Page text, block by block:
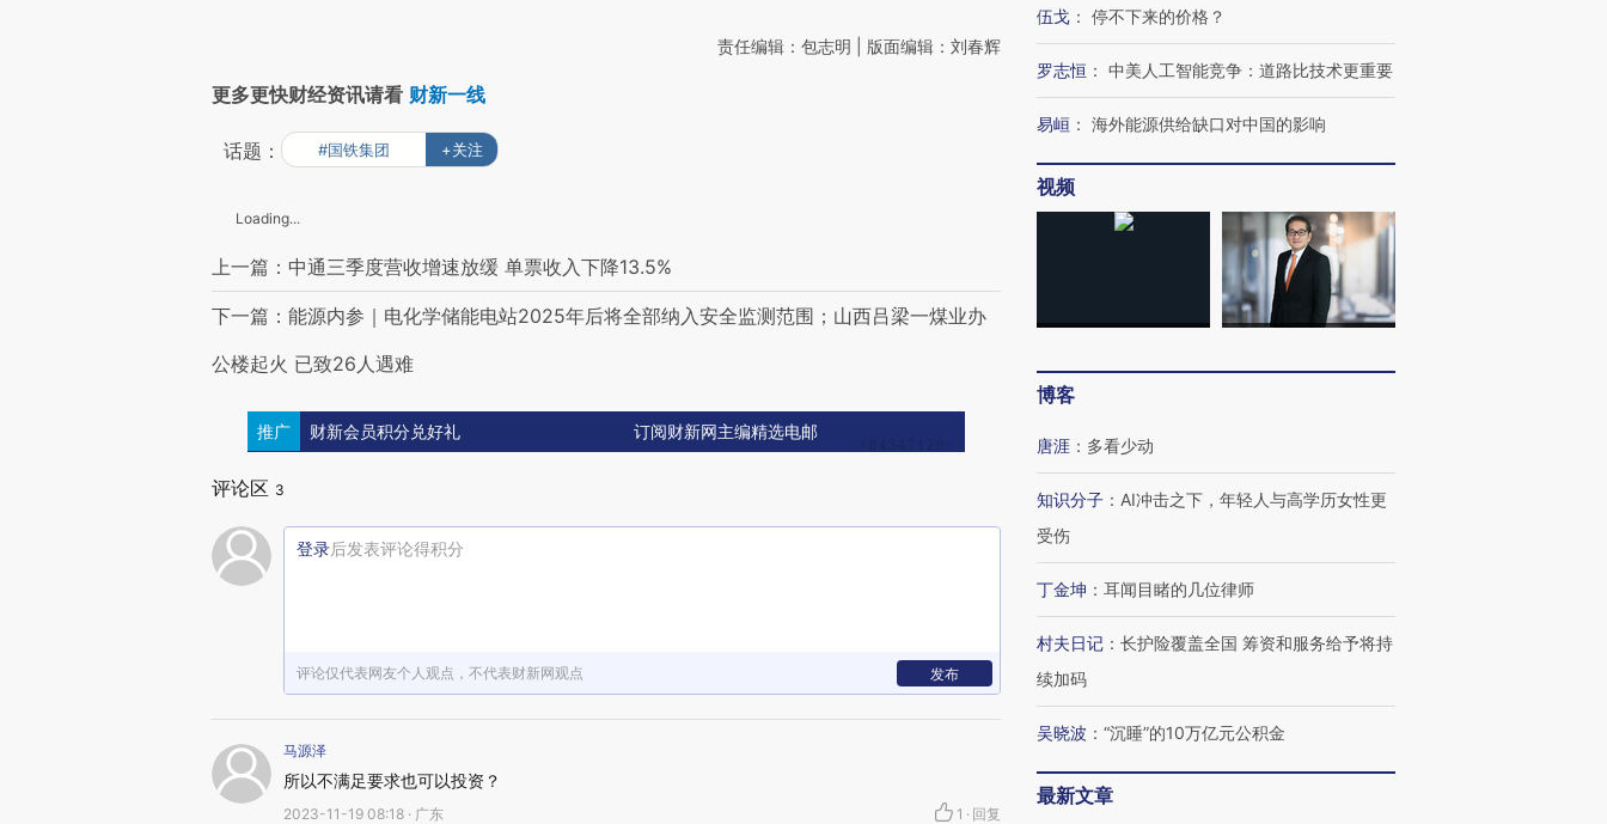
责任编辑：包志明 | 版面编辑：刘春辉
更多更快财经资讯请看 财新一线
话题： #国铁集团 +关注
Loading...
上一篇：中通三季度营收增速放缓 单票收入下降13.5%
下一篇：能源内参｜电化学储能电站2025年后将全部纳入安全监测范围；山西吕梁一煤业办
公楼起火 已致26人遇难
推广 财新会员积分兑好礼 订阅财新网主编精选电邮
评论区 3
登录后发表评论得积分
评论仅代表网友个人观点，不代表财新网观点 发布
马源泽
所以不满足要求也可以投资？
2023-11-19 08:18 · 广东 1 · 回复
伍戈 ： 停不下来的价格？
罗志恒 ： 中美人工智能竞争：道路比技术更重要
易峘 ： 海外能源供给缺口对中国的影响
视频
博客
唐涯 ： 多看少动
知识分子 ： AI冲击之下，年轻人与高学历女性更
受伤
丁金坤 ： 耳闻目睹的几位律师
村夫日记 ： 长护险覆盖全国 筹资和服务给予将持
续加码
吴晓波 ： “沉睡”的10万亿元公积金
最新文章